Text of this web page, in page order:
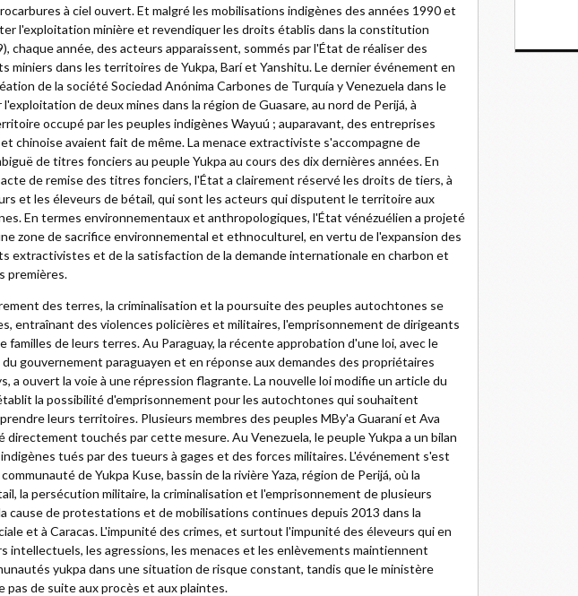
à ciel ouvert. Et malgré les mobilisations indigènes des années 1990 et
l'exploitation minière et revendiquer les droits établis dans la constitution
chaque année, des acteurs apparaissent, sommés par l'État de réaliser des
miniers dans les territoires de Yukpa, Barí et Yanshitu. Le dernier événement en
de la société Sociedad Anónima Carbones de Turquía y Venezuela dans le
de deux mines dans la région de Guasare, au nord de Perijá, à
occupé par les peuples indigènes Wayuú ; auparavant, des entreprises
chinoise avaient fait de même. La menace extractiviste s'accompagne de
de titres fonciers au peuple Yukpa au cours des dix dernières années. En
de remise des titres fonciers, l'État a clairement réservé les droits de tiers, à
et les éleveurs de bétail, qui sont les acteurs qui disputent le territoire aux
En termes environnementaux et anthropologiques, l'État vénézuélien a projeté
zone de sacrifice environnemental et ethnoculturel, en vertu de l'expansion des
extractivistes et de la satisfaction de la demande internationale en charbon et
premières.
des terres, la criminalisation et la poursuite des peuples autochtones se
entraînant des violences policières et militaires, l'emprisonnement de dirigeants
familles de leurs terres. Au Paraguay, la récente approbation d'une loi, avec le
gouvernement paraguayen et en réponse aux demandes des propriétaires
a ouvert la voie à une répression flagrante. La nouvelle loi modifie un article du
la possibilité d'emprisonnement pour les autochtones qui souhaitent
leurs territoires. Plusieurs membres des peuples MBy'a Guaraní et Ava
directement touchés par cette mesure. Au Venezuela, le peuple Yukpa a un bilan
tués par des tueurs à gages et des forces militaires. L'événement s'est
de Yukpa Kuse, bassin de la rivière Yaza, région de Perijá, où la
la persécution militaire, la criminalisation et l'emprisonnement de plusieurs
cause de protestations et de mobilisations continues depuis 2013 dans la
et à Caracas. L'impunité des crimes, et surtout l'impunité des éleveurs qui en
intellectuels, les agressions, les menaces et les enlèvements maintiennent
yukpa dans une situation de risque constant, tandis que le ministère
pas de suite aux procès et aux plaintes.